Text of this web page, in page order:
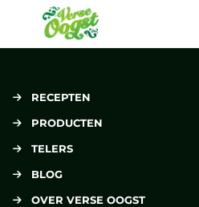
Verse Oogst
RECEPTEN
PRODUCTEN
TELERS
BLOG
OVER VERSE OOGST